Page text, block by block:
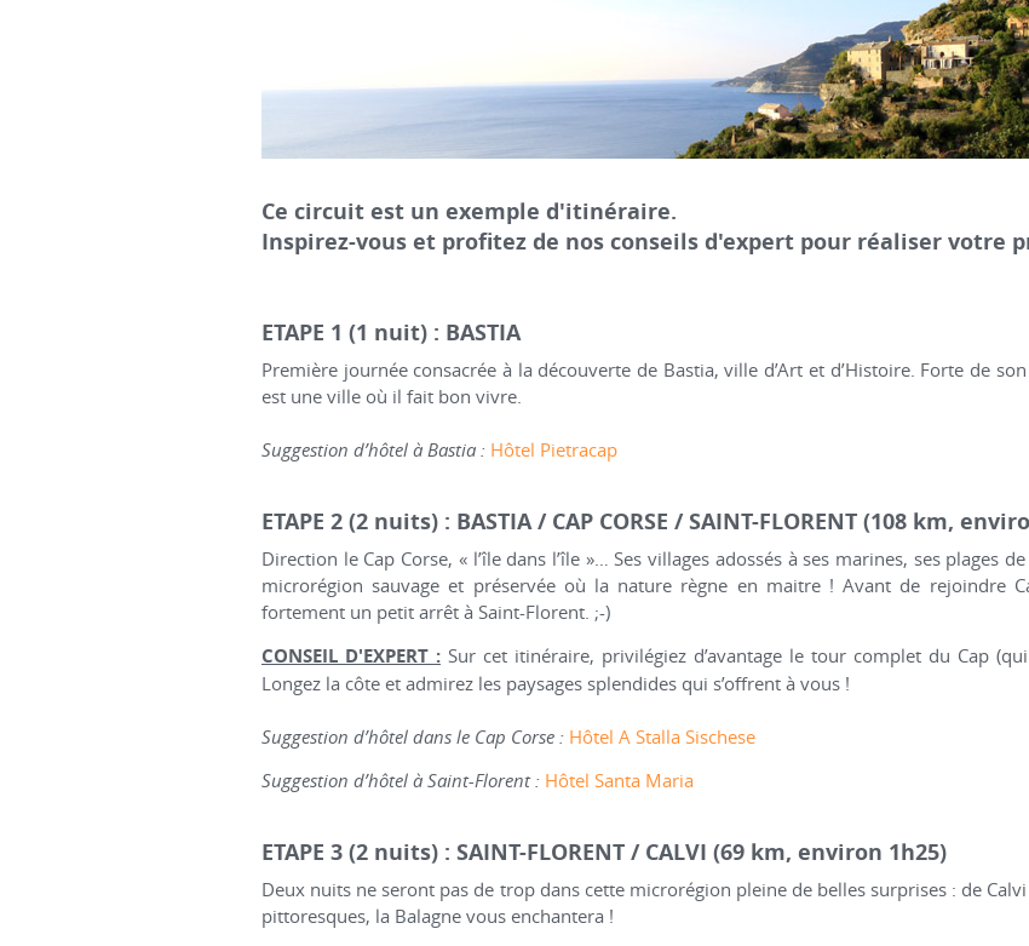
Ce circuit est un exemple d'itinéraire.
Inspirez-vous et profitez de nos conseils d'expert pour réaliser votre
ETAPE 1 (1 nuit) : BASTIA
Première journée consacrée à la découverte de Bastia, ville d’Art et d’Histoire. Forte de
est une ville où il fait bon vivre.
Suggestion d’hôtel à Bastia : Hôtel Pietracap
ETAPE 2 (2 nuits) : BASTIA / CAP CORSE / SAINT-FLORENT (108 km,
Direction le Cap Corse, « l’île dans l’île »… Ses villages adossés à ses marines, ses plages
microrégion sauvage et préservée où la nature règne en maitre ! Avant de rejoindre
fortement un petit arrêt à Saint-Florent. ;-)
CONSEIL D'EXPERT : Sur cet itinéraire, privilégiez d’avantage le tour complet du Cap
Longez la côte et admirez les paysages splendides qui s’offrent à vous !
Suggestion d’hôtel dans le Cap Corse : Hôtel A Stalla Sischese
Suggestion d’hôtel à Saint-Florent : Hôtel Santa Maria
ETAPE 3 (2 nuits) : SAINT-FLORENT / CALVI (69 km, environ 1h25)
Deux nuits ne seront pas de trop dans cette microrégion pleine de belles surprises : de Calvi
pittoresques, la Balagne vous enchantera !